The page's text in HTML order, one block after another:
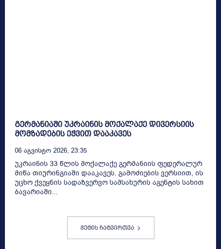
გერმანიაში უკრაინის მოქალაქე დივერსიის
მომზადების ეჭვით დააკავეს
06 Აგვისტო 2026, 23:35
უკრაინის 33 წლის მოქალაქე გერმანიის ფედერალურ
მიწა თიურინგიაში დააკავეს. გამოძიების ვერსიით, ის
უცხო ქვეყნის სადაზვერვო სამსახურის აგენტის სახით
ბავარიაში...
მეტის ჩატვირთვა